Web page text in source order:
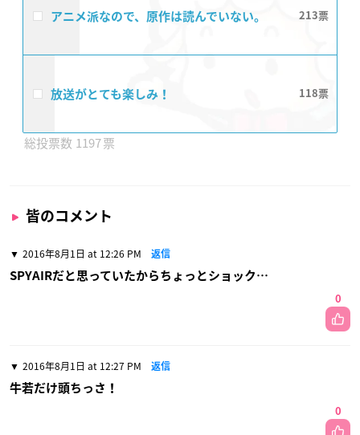
アニメ派なので、原作は読んでいない。 213
放送がとても楽しみ！ 118
1197
皆のコメント
2016年8月1日 at 12:26 PM 返信
SPYAIRだと思っていたからちょっとショック…
0
2016年8月1日 at 12:27 PM 返信
牛若だけ頭ちっさ！
0